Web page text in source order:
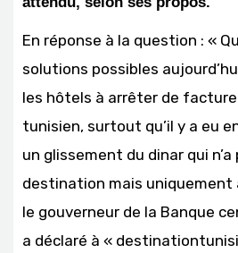
En réponse à la question : «
solutions possibles
les hôtels à arrêter de
tunisien, surtout qu’il y a eu
un glissement du dinar qui
destination mais uniquement
le gouverneur de la Banque
a déclaré à «